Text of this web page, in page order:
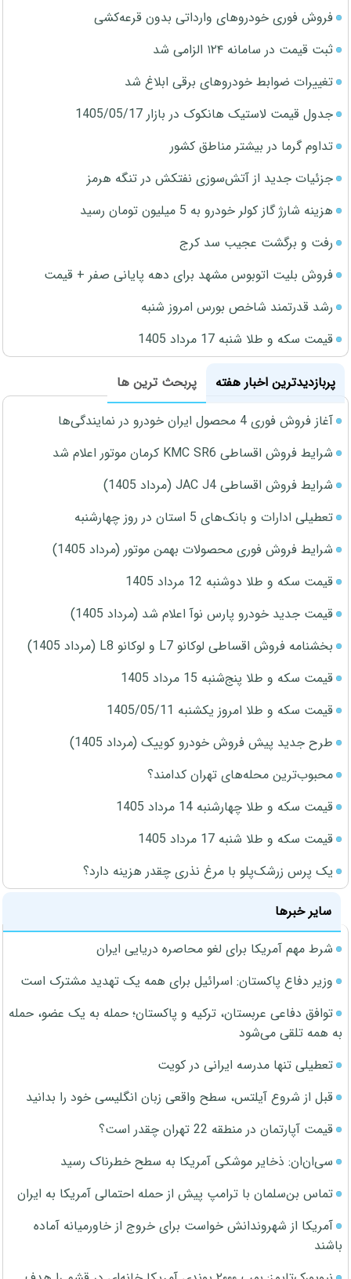
فروش فوری خودروهای وارداتی بدون قرعه‌کشی
ثبت قیمت در سامانه ۱۲۴ الزامی شد
تغییرات ضوابط خودروهای برقی ابلاغ شد
جدول قیمت لاستیک هانکوک در بازار 1405/05/17
تداوم گرما در بیشتر مناطق کشور
جزئیات جدید از آتش‌سوزی نفتکش در تنگه هرمز
هزینه شارژ گاز کولر خودرو به 5 میلیون تومان رسید
رفت و برگشت عجیب سد کرج
فروش بلیت اتوبوس مشهد برای دهه پایانی صفر + قیمت
رشد قدرتمند شاخص بورس امروز شنبه
قیمت سکه و طلا شنبه 17 مرداد 1405
پربازدیدترین اخبار هفته
پربحث ترین ها
آغاز فروش فوری 4 محصول ایران خودرو در نمایندگی‌ها
شرایط فروش اقساطی KMC SR6 کرمان موتور اعلام شد
شرایط فروش اقساطی JAC J4 (مرداد 1405)
تعطیلی ادارات و بانک‌های 5 استان در روز چهارشنبه
شرایط فروش فوری محصولات بهمن موتور (مرداد 1405)
قیمت سکه و طلا دوشنبه 12 مرداد 1405
قیمت جدید خودرو پارس نوآ اعلام شد (مرداد 1405)
بخشنامه فروش اقساطی لوکانو L7 و لوکانو L8 (مرداد 1405)
قیمت سکه و طلا پنج‌شنبه 15 مرداد 1405
قیمت سکه و طلا امروز یکشنبه 1405/05/11
طرح جدید پیش فروش خودرو کوییک (مرداد 1405)
محبوب‌ترین محله‌های تهران کدامند؟
قیمت سکه و طلا چهارشنبه 14 مرداد 1405
قیمت سکه و طلا شنبه 17 مرداد 1405
یک پرس زرشک‌پلو با مرغ نذری چقدر هزینه دارد؟
سایر خبرها
شرط مهم آمریکا برای لغو محاصره دریایی ایران
وزیر دفاع پاکستان: اسرائیل برای همه یک تهدید مشترک است
توافق دفاعی عربستان، ترکیه و پاکستان؛ حمله به یک عضو، حمله
به همه تلقی می‌شود
تعطیلی تنها مدرسه ایرانی در کویت
قبل از شروع آیلتس، سطح واقعی زبان انگلیسی خود را بدانید
قیمت آپارتمان در منطقه 22 تهران چقدر است؟
سی‌ان‌ان: ذخایر موشکی آمریکا به سطح خطرناک رسید
تماس بن‌سلمان با ترامپ پیش از حمله احتمالی آمریکا به ایران
آمریکا از شهروندانش خواست برای خروج از خاورمیانه آماده
باشند